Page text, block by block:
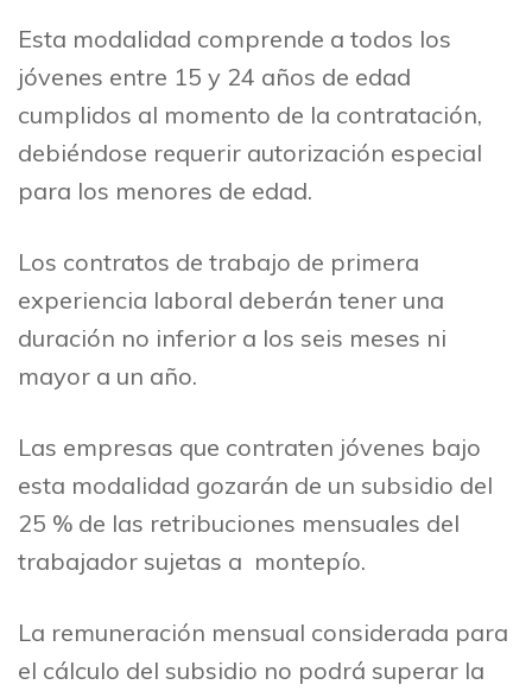
Esta modalidad comprende a todos los
jóvenes entre 15 y 24 años de edad
cumplidos al momento de la contratación,
debiéndose requerir autorización especial
para los menores de edad.
Los contratos de trabajo de primera
experiencia laboral deberán tener una
duración no inferior a los seis meses ni
mayor a un año.
Las empresas que contraten jóvenes bajo
esta modalidad gozarán de un subsidio del
25 % de las retribuciones mensuales del
trabajador sujetas a montepío.
La remuneración mensual considerada para
el cálculo del subsidio no podrá superar la